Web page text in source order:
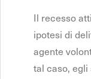
Il recesso
ipotesi di
agente
tal caso,